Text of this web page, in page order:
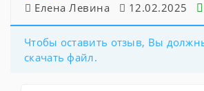
Елена Левина 12.02.2025
Чтобы оставить отзыв, Вы
скачать файл.